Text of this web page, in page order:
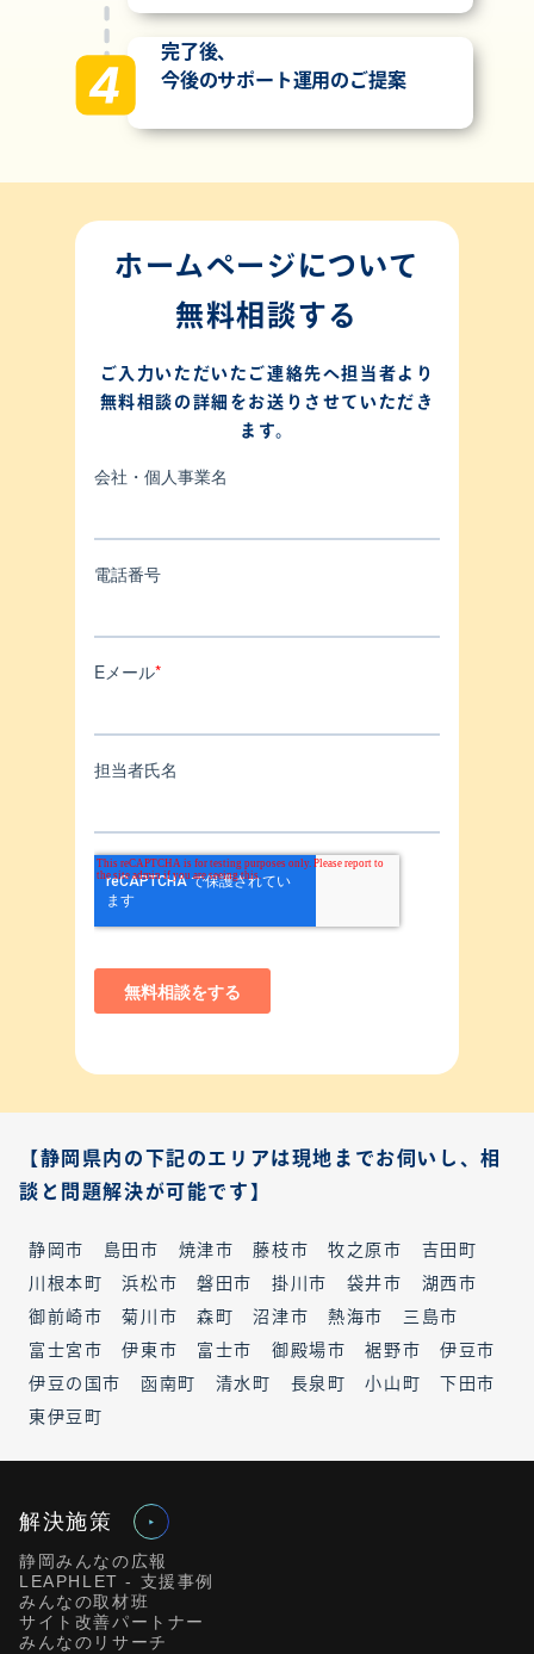
完了後、
今後のサポート運用のご提案
ホームページについて
無料相談する
ご入力いただいたご連絡先へ担当者より
無料相談の詳細をお送りさせていただき
ます。
【静岡県内の下記のエリアは現地までお伺いし、相
談と問題解決が可能です】
静岡市 島田市 焼津市 藤枝市 牧之原市
吉田町
川根本町
浜松市 磐田市 掛川市 袋井市
湖西市
御前崎市
菊川市 森町 沼津市 熱海市
三島市
富士宮市
伊東市 富士市 御殿場市 裾野市
伊豆市
伊豆の国市
函南町 清水町 長泉町 小山町
下田市
東伊豆町
解決施策
静岡みんなの広報
LEAPHLET - 支援事例
みんなの取材班
サイト改善パートナー
みんなのリサーチ